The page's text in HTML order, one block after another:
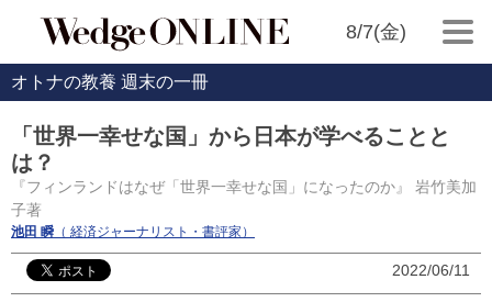
8/7(金)
オトナの教養 週末の一冊
「世界一幸せな国」から日本が学べることと
は？
『フィンランドはなぜ「世界一幸せな国」になったのか』 岩竹美加
子著
池田 瞬 （ 経済ジャーナリスト・書評家）
2022/06/11